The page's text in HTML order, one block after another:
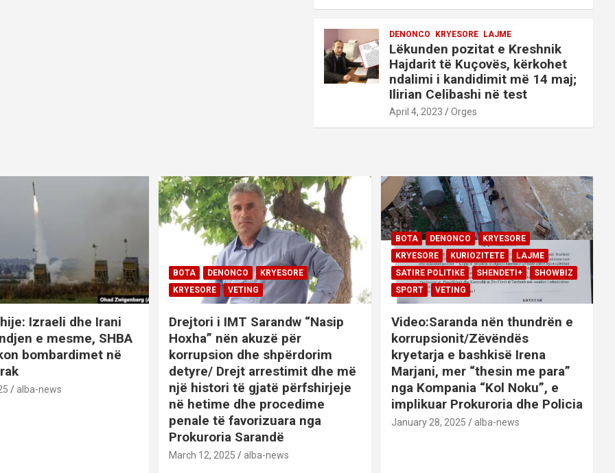
DENONCO KRYESORE LAJME
Lëkunden pozitat e Kreshnik
Hajdarit të Kuçovës, kërkohet
ndalimi i kandidimit më 14 maj;
Ilirian Celibashi në test
April 4, 2023 Orges
Izraeli dhe Irani
e mesme, SHBA
bombardimet në
alba-news
BOTA DENONCO
KRYESORE
KRYESORE
VETING
Drejtori i IMT Sarandw “Nasip
Hoxha” nën akuzë për
korrupsion dhe shpërdorim
detyre/ Drejt arrestimit dhe më
një histori të gjatë përfshirjeje
në hetime dhe procedime
penale të favorizuara nga
Prokuroria Sarandë
March 12, 2025 alba-news
BOTA DENONCO
KRYESORE
KRYESORE
KURIOZITETE
LAJME
SATIRE POLITIKE
SHENDETI+
SHOWBIZ
SPORT
VETING
Video:Saranda nën thundrën e
korrupsionit/Zëvëndës
kryetarja e bashkisë Irena
Marjani, mer “thesin me para”
nga Kompania “Kol Noku”, e
implikuar Prokuroria dhe Policia
January 28, 2025 alba-news
BOTA DENONCO
KRYESORE